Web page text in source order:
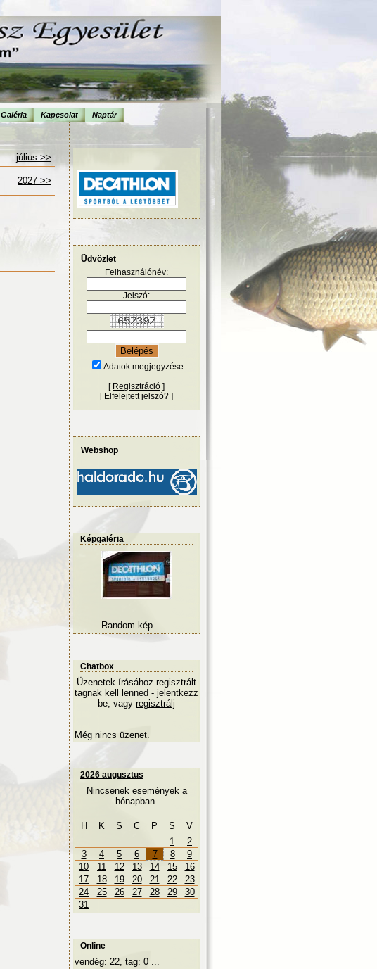
Galéria Kapcsolat Naptár
július >>
2027 >>
Üdvözlet
Felhasználónév:
Jelszó:
Adatok megjegyzése
[ Regisztráció ]
[ Elfelejtett jelszó? ]
Webshop
Képgaléria
Random kép
Chatbox
Üzenetek írásához regisztrált
tagnak kell lenned - jelentkezz
be, vagy regisztrálj
Még nincs üzenet.
2026 augusztus
Nincsenek események a
hónapban.
H K S C P S
V
1
2
3
4 5 6 7 8
9
10
11 12 13 14 15
16
17
18 19 20 21 22
23
24
25 26 27 28 29
30
31
Online
vendég: 22, tag: 0 ...